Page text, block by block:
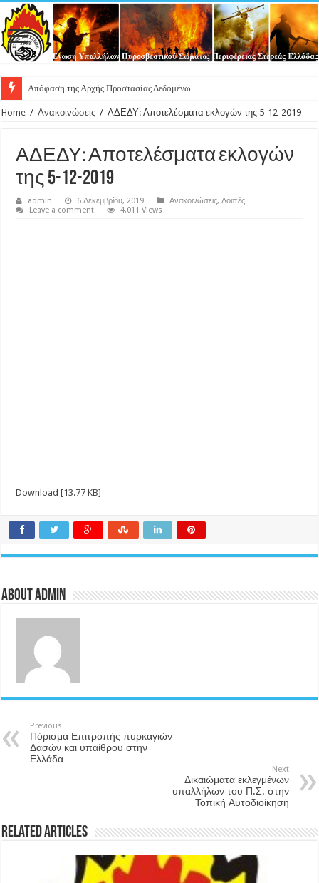
Απόφαση της Αρχής Προστασίας Δεδομένων Προσωπικού Χαρακτή
Home / Ανακοινώσεις / ΑΔΕΔΥ: Αποτελέσματα εκλογών της 5-12-2019
ΑΔΕΔΥ: Αποτελέσματα εκλογών
της 5-12-2019
admin 6 Δεκεμβρίου, 2019 Ανακοινώσεις,Λοιπές
Leave a comment
4,011 Views
Download [13.77 KB]
About admin
Previous
Πόρισμα Επιτροπής πυρκαγιών
Δασών και υπαίθρου στην
Ελλάδα
Next
Δικαιώματα εκλεγμένων
υπαλλήλων του Π.Σ. στην
Τοπική Αυτοδιοίκηση
Related Articles